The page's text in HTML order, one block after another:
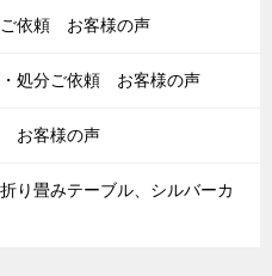
ご依頼 お客様の声
・処分ご依頼 お客様の声
お客様の声
り畳みテーブル、シルバーカ